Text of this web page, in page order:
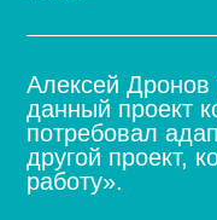
Алексей Дронов
данный проект
потребовал
другой проект,
работу».